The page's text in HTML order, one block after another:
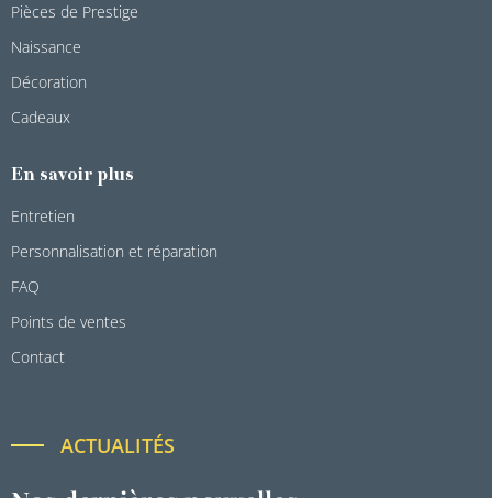
Pièces de Prestige
Naissance
Décoration
Cadeaux
En savoir plus
Entretien
Personnalisation et réparation
FAQ
Points de ventes
Contact
ACTUALITÉS